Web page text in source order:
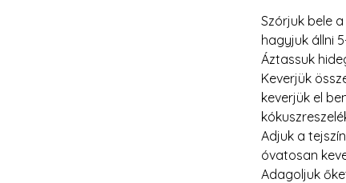
Szórjuk bele
hagyjuk állni
Áztassuk
Keverjük
keverjük el
Adjuk a
óvatosan
Adagoljuk